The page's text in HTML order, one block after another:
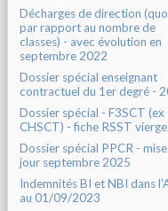
Décharges de direction
par rapport au nombre de
classes) - avec évolution en
septembre 2022
Dossier spécial enseignant
contractuel du 1er degré -
Dossier spécial - F3SCT (ex
CHSCT) - fiche RSST vierge
Dossier spécial PPCR - mise
jour septembre 2025
Indemnités BI et NBI dans
au 01/09/2023